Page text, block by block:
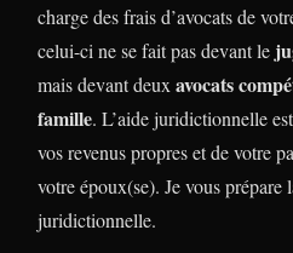
charge des frais d’avocats de
celui-ci ne se fait pas devant le
mais devant deux avocats
famille. L’aide juridictionnelle
vos revenus propres et de votre
votre époux(se). Je vous prépare
juridictionnelle.